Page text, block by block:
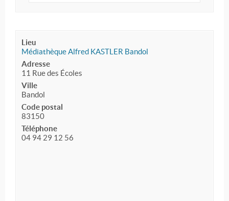
Lieu
Médiathèque Alfred KASTLER Bandol
Adresse
11 Rue des Écoles
Ville
Bandol
Code postal
83150
Téléphone
04 94 29 12 56